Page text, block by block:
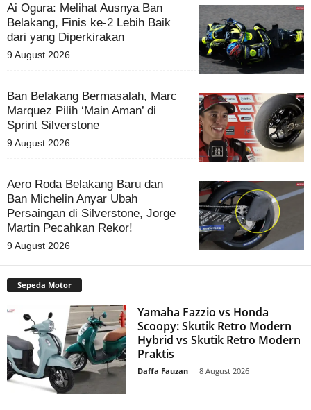
Ai Ogura: Melihat Ausnya Ban
Belakang, Finis ke-2 Lebih Baik
dari yang Diperkirakan
9 August 2026
Ban Belakang Bermasalah, Marc
Marquez Pilih ‘Main Aman’ di
Sprint Silverstone
9 August 2026
Aero Roda Belakang Baru dan
Ban Michelin Anyar Ubah
Persaingan di Silverstone, Jorge
Martin Pecahkan Rekor!
9 August 2026
Sepeda Motor
Yamaha Fazzio vs Honda
Scoopy: Skutik Retro Modern
Hybrid vs Skutik Retro Modern
Praktis
Daffa Fauzan 8 August 2026